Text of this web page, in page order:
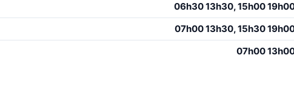
06h30 13h30, 15h00
07h00 13h30, 15h30
07h00